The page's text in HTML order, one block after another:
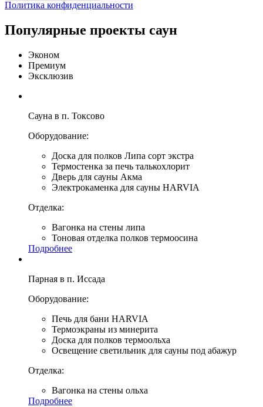
Политика конфиденциальности
Популярные проекты саун
Эконом
Премиум
Эксклюзив
Сауна в п. Токсово
Оборудование:
Доска для полков Липа сорт экстра
Термостенка за печь талькохлорит
Дверь для сауны Акма
Электрокаменка для сауны HARVIA
Отделка:
Вагонка на стены липа
Тоновая отделка полков термоосина
Подробнее
Парная в п. Иссада
Оборудование:
Печь для бани HARVIA
Термоэкраны из минерита
Доска для полков термоольха
Освещение светильник для сауны под абажур
Отделка:
Вагонка на стены ольха
Подробнее